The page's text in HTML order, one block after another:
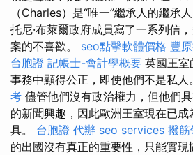
（Charles）是“唯一”繼承人的繼承
托尼·布萊爾政府成員寫了一系列信
案的不喜歡。 seo點擊軟體價格 豐
台胞證 記帳士-會計學概要 英國王室
事務中顯得公正，即使他們不是私人
考 儘管他們沒有政治權力，但他們
的新聞興趣，因此歐洲王室現在已
具。 台胞證 代辦 seo services 撥筋
的出國沒有真正的重要性，只能實現